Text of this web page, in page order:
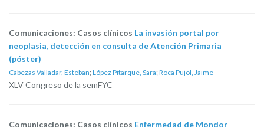
Comunicaciones: Casos clínicos La invasión portal por
neoplasia, detección en consulta de Atención Primaria
(póster)
Cabezas Valladar, Esteban; López Pitarque, Sara; Roca Pujol, Jaime
XLV Congreso de la semFYC
Comunicaciones: Casos clínicos Enfermedad de Mondor